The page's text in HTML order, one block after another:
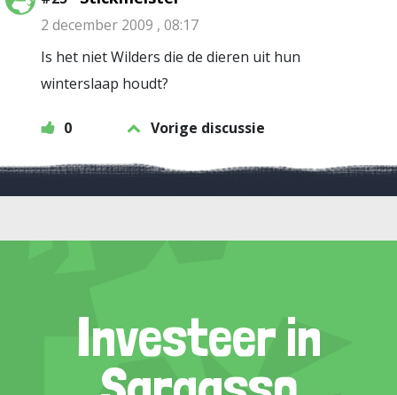
2 december 2009 , 08:17
Is het niet Wilders die de dieren uit hun
winterslaap houdt?
0 Vorige discussie
Investeer in